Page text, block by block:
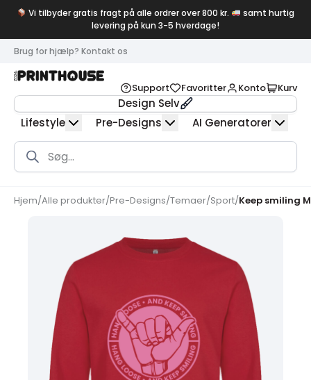
Vi tilbyder gratis fragt på alle ordrer over 800 kr.
samt hurtig
levering på kun 3-5 hverdage!
Brug for hjælp? Kontakt os
Support Favoritter Konto Kurv
Design Selv
Lifestyle
Pre-Designs AI Generatorer
Products
search
Hjem/Alle produkter/Pre-Designs/Temaer/Sport/Keep smiling